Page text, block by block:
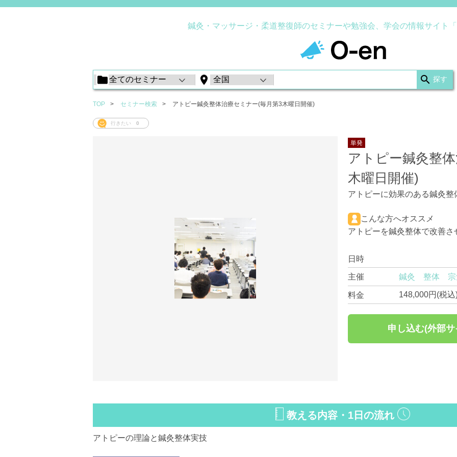
鍼灸・マッサージ・柔道整復師のセミナーや勉強会、学会の情報サイト「
TOP セミナー検索 アトピー鍼灸整体治療セミナー(毎月第3木曜日開催)
行きたい 0
単発
アトピー鍼灸整
木曜日開催)
アトピーに効果のある鍼灸整
こんな方へオススメ
アトピーを鍼灸整体で改善さ
日時
主催 鍼灸 整体 宗
料金 148,000円(税込
申し込む(外部サ
教える内容・1日の流れ
アトピーの理論と鍼灸整体実技